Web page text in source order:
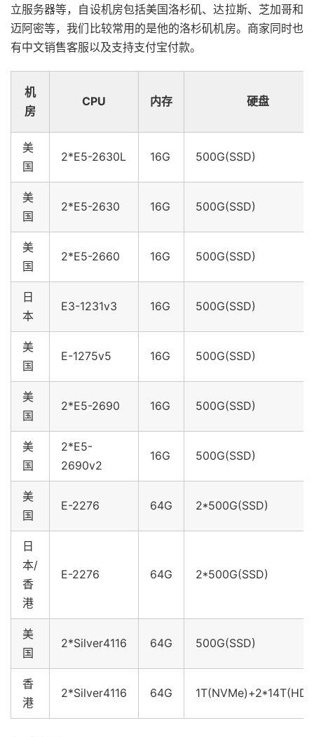
立服务器等，自设机房包括美国洛杉矶、达拉斯、芝加哥和
迈阿密等，我们比较常用的是他的洛杉矶机房。商家同时也
有中文销售客服以及支持支付宝付款。
机
房
CPU 内存 硬盘
美
国
2*E5-2630L 16G 500G(SSD)
美
国
2*E5-2630 16G 500G(SSD)
美
国
2*E5-2660 16G 500G(SSD)
日
本
E3-1231v3 16G 500G(SSD)
美
国
E-1275v5 16G 500G(SSD)
美
国
2*E5-2690 16G 500G(SSD)
美
国
2*E5-
2690v2
16G 500G(SSD)
美
国
E-2276 64G 2*500G(SSD)
日
本/
香
港
E-2276 64G 2*500G(SSD)
美
国
2*Silver4116 64G 500G(SSD)
香
港
2*Silver4116 64G